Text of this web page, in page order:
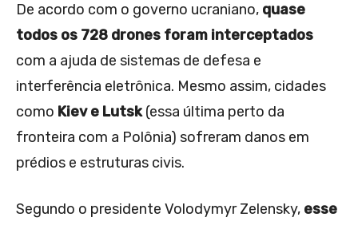
De acordo com o governo ucraniano, quase
todos os 728 drones foram interceptados
com a ajuda de sistemas de defesa e
interferência eletrônica. Mesmo assim, cidades
como Kiev e Lutsk(essa última perto da
fronteira com a Polônia) sofreram danos em
prédios e estruturas civis.
Segundo o presidente Volodymyr Zelensky, esse